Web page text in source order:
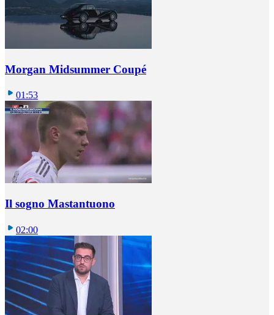
Morgan Midsummer Coupé
01:53
Il sogno Mastantuono
02:00